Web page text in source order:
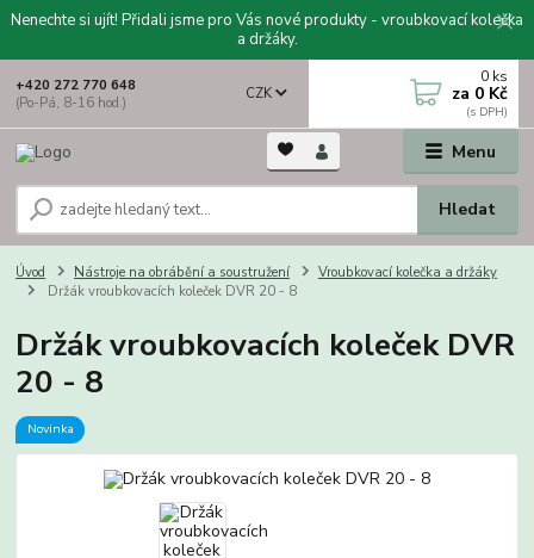
Nenechte si ujít! Přidali jsme pro Vás nové produkty - vroubkovací kolečka
a držáky.
Menu
CZK
Hledat
+420 272 770 648
(Po-Pá, 8-16 hod.)
0 ks
za 0 Kč
Úvod Nástroje na obrábění a soustružení
Vroubkovací kolečka a držáky
Držák vroubkovacích koleček DVR 20 - 8
Držák vroubkovacích koleček DVR
20 - 8
Novinka